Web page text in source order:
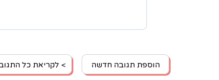
הוספת תגובה חדשה > לקריאת כל